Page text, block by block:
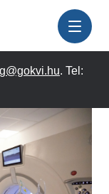
. Tel: